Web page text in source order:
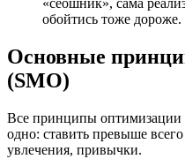
«сеошник», сама
обойтись тоже дороже.
Основные
(SMO)
Все принципы оптимизации
одно: ставить превыше
увлечения, привычки.